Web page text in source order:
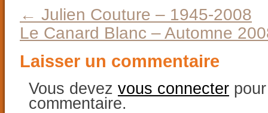
← Julien Couture – 1945-2008
Le Canard Blanc – Automne
Laisser un commentaire
Vous devez vous connecter
commentaire.